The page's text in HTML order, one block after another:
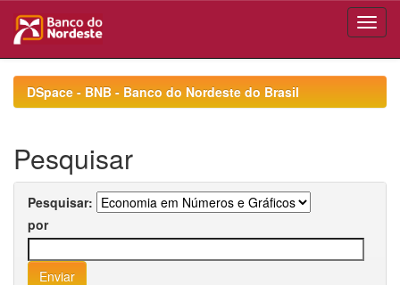
navigationDSpace - BNB - Banco do Nordeste do Brasil
Pesquisar
Pesquisar:
por